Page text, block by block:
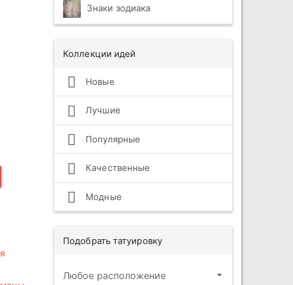
Знаки зодиака
Коллекции идей
Новые
Лучшие
Популярные
Качественные
Модные
Подобрать татуировку